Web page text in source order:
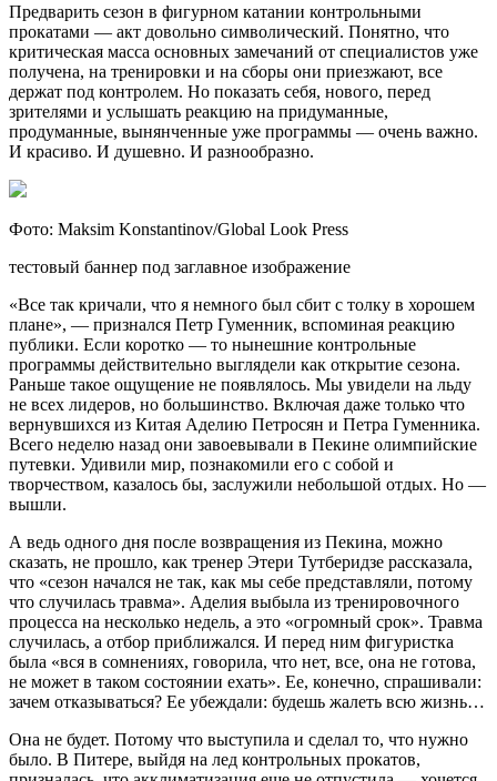
Предварить сезон в фигурном катании контрольными
прокатами — акт довольно символический. Понятно, что
критическая масса основных замечаний от специалистов уже
получена, на тренировки и на сборы они приезжают, все
держат под контролем. Но показать себя, нового, перед
зрителями и услышать реакцию на придуманные,
продуманные, вынянченные уже программы — очень важно.
И красиво. И душевно. И разнообразно.
Фото: Maksim Konstantinov/Global Look Press
тестовый баннер под заглавное изображение
«Все так кричали, что я немного был сбит с толку в хорошем
плане», — признался Петр Гуменник, вспоминая реакцию
публики. Если коротко — то нынешние контрольные
программы действительно выглядели как открытие сезона.
Раньше такое ощущение не появлялось. Мы увидели на льду
не всех лидеров, но большинство. Включая даже только что
вернувшихся из Китая Аделию Петросян и Петра Гуменника.
Всего неделю назад они завоевывали в Пекине олимпийские
путевки. Удивили мир, познакомили его с собой и
творчеством, казалось бы, заслужили небольшой отдых. Но —
вышли.
А ведь одного дня после возвращения из Пекина, можно
сказать, не прошло, как тренер Этери Тутберидзе рассказала,
что «сезон начался не так, как мы себе представляли, потому
что случилась травма». Аделия выбыла из тренировочного
процесса на несколько недель, а это «огромный срок». Травма
случилась, а отбор приближался. И перед ним фигуристка
была «вся в сомнениях, говорила, что нет, все, она не готова,
не может в таком состоянии ехать». Ее, конечно, спрашивали:
зачем отказываться? Ее убеждали: будешь жалеть всю жизнь…
Она не будет. Потому что выступила и сделал то, что нужно
было. В Питере, выйдя на лед контрольных прокатов,